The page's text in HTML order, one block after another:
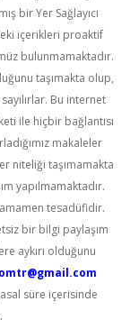
bir Yer Sağlayıcı
içerikleri proaktif
bulunmamaktadır.
taşımakta olup,
Bu internet
ile hiçbir bağlantısı
makaleler
niteliği taşımamakta
yapılmamaktadır.
tesadüfidir.
bir bilgi paylaşım
aykırı olduğunu
süre içerisinde